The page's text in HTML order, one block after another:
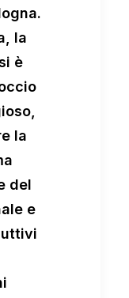
la
è
la
del
e